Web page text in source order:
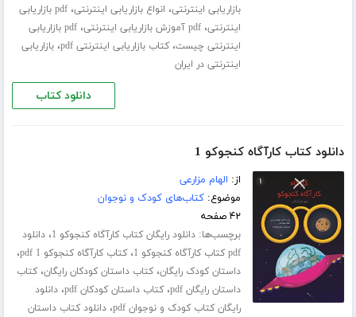
بازاریابی اینترنتی، انواع بازاریابی اینترنتی،
pdf بازاریابی
اینترنتی،pdf آموزش بازاریابی اینترنتی ،
pdf بازاریابی
اینترنتی چیست،کتاب بازاریابی اینترنتی pdf ،بازاریابی
اینترنتی در ایران
دانلود کتاب
دانلود کتاب کارآگاه کنجوکو 1
از: الهام مزارعی
موضوع:کتاب‌های کودک و نوجوان
۴۲ صفحه
برچسب‌ها:دانلود رایگان کتاب کارآگاه کنجوکو 1 ،دانلود
pdf کتاب کارآگاه کنجوکو 1
،کتاب کارآگاه کنجوکو 1 pdf ،
داستان کودک رایگان،کتاب داستان کودکان رایگان،کتاب
داستان رایگان pdf
،کتاب داستان کودکان pdf ،دانلود
رایگان کتاب کودک و نوجوان pdf
،دانلود کتاب داستان